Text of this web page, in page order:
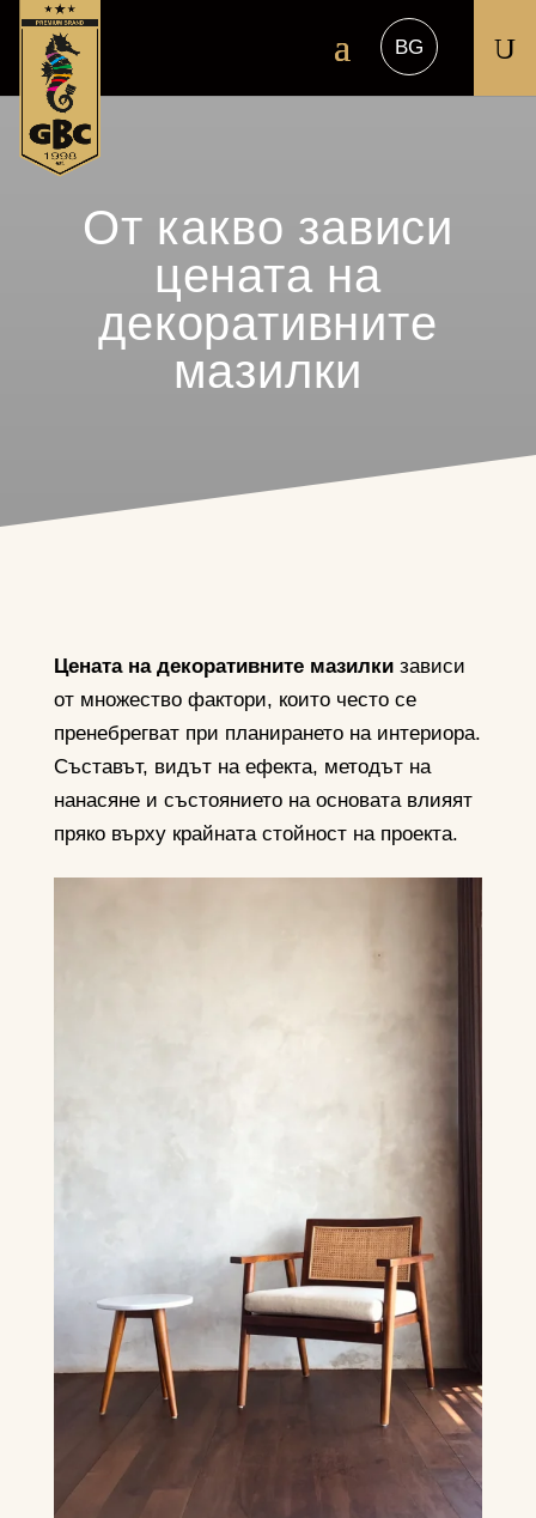
U
От какво зависи
цената на
декоративните
мазилки
Цената на декоративните мазилкизависи
от множество фактори, които често се
пренебрегват при планирането на интериора.
Съставът, видът на ефекта, методът на
нанасяне и състоянието на основата влияят
пряко върху крайната стойност на проекта.